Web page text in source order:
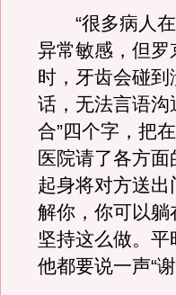
“很多病人在
异常敏感，但罗
时，牙齿会碰
话，无法言语沟
合”四个字，把
医院请了各方
起身将对方送出
解你，你可以躺
坚持这么做。
他都要说一声“谢